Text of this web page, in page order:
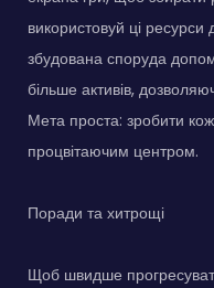
використовуй ці
збудована споруда
більше активів,
Мета проста: зробити
процвітаючим центром.
Поради та хитрощі
Щоб швидше